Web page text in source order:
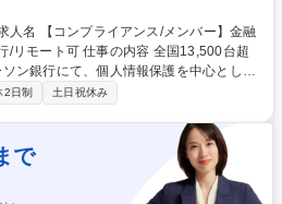
内容 全国13,500台超
ン銀行にて、個人情報保護を中心とした
ます。まずは文書チェックや業界団体の
務をお任せします【詳細】銀行業務およ
個人情報保護関連業務。個人情報保護法
■企画・立案、法令等制改定対応■社内研
（当局報告を含む）■安全管理措置のチェ
2日制 土日祝休み
で